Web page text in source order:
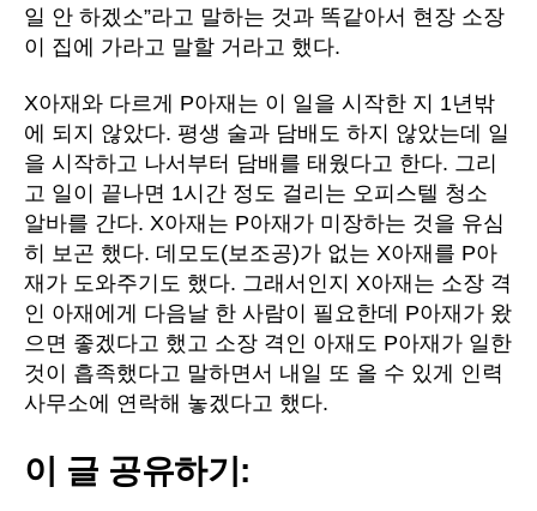
일 안 하겠소”라고 말하는 것과 똑같아서 현장 소장
이 집에 가라고 말할 거라고 했다.
X아재와 다르게 P아재는 이 일을 시작한 지 1년밖
에 되지 않았다. 평생 술과 담배도 하지 않았는데 일
을 시작하고 나서부터 담배를 태웠다고 한다. 그리
고 일이 끝나면 1시간 정도 걸리는 오피스텔 청소
알바를 간다. X아재는 P아재가 미장하는 것을 유심
히 보곤 했다. 데모도(보조공)가 없는 X아재를 P아
재가 도와주기도 했다. 그래서인지 X아재는 소장 격
인 아재에게 다음날 한 사람이 필요한데 P아재가 왔
으면 좋겠다고 했고 소장 격인 아재도 P아재가 일한
것이 흡족했다고 말하면서 내일 또 올 수 있게 인력
사무소에 연락해 놓겠다고 했다.
이 글 공유하기: